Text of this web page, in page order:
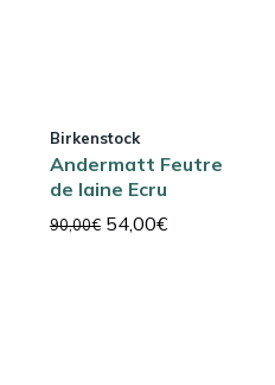
Birkenstock
Andermatt Feutre
de laine Ecru
90,00€ Le
54,00€Le